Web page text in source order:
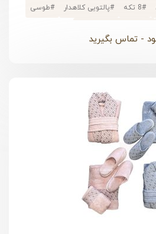
#8 تکه #پالتویی کلاهدار #طوسی
- تماس بگیرید